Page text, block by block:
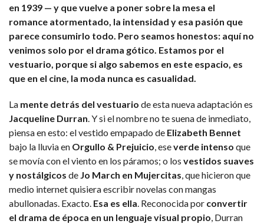
en 1939 — y que vuelve a poner sobre la mesa el
romance atormentado, la intensidad y esa pasión que
parece consumirlo todo. Pero seamos honestos: aquí no
venimos solo por el drama gótico. Estamos por el
vestuario, porque si algo sabemos en este espacio, es
que en el cine, la moda nunca es casualidad.
La mente detrás del vestuario de esta nueva adaptación es
Jacqueline Durran. Y si el nombre no te suena de inmediato,
piensa en esto: el vestido empapado de Elizabeth Bennet
bajo la lluvia en Orgullo & Prejuicio, eseverde intenso que
se movía con el viento en los páramos; o los vestidos suaves
y nostálgicos de Jo March en Mujercitas, que hicieron que
medio internet quisiera escribir novelas con mangas
abullonadas. Exacto. Esa es ella. Reconocida por convertir
el drama de época en un lenguaje visual propio, Durran